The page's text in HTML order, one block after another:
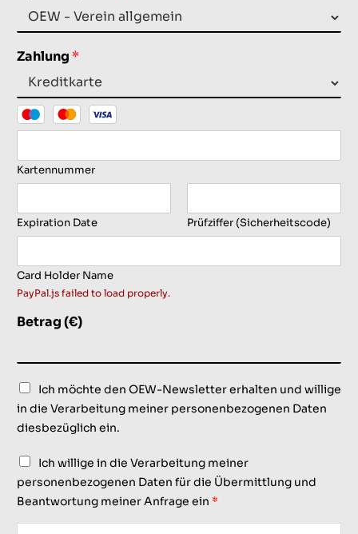
Zahlung *
Kartennummer
Expiration Date Prüfziffer (Sicherheitscode)
Card Holder Name
PayPal.js failed to load properly.
Betrag (€)
C
h
e
c
b
x
e
Ich möchte den OEW-Newsletter erhalten und willige
in die Verarbeitung meiner personenbezogenen Daten
diesbezüglich ein.
C
e
c
Ich willige in die Verarbeitung meiner
personenbezogenen Daten für die Übermittlung und
Beantwortung meiner Anfrage ein *